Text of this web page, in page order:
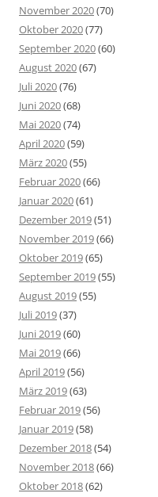
November 2020(70)
Oktober 2020(77)
September 2020(60)
August 2020(67)
Juli 2020(76)
Juni 2020(68)
Mai 2020(74)
April 2020(59)
März 2020(55)
Februar 2020(66)
Januar 2020(61)
Dezember 2019(51)
November 2019(66)
Oktober 2019(65)
September 2019(55)
August 2019(55)
Juli 2019(37)
Juni 2019(60)
Mai 2019(66)
April 2019(56)
März 2019(63)
Februar 2019(56)
Januar 2019(58)
Dezember 2018(54)
November 2018(66)
Oktober 2018(62)